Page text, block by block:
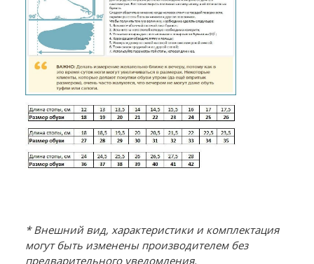
* Внешний вид, характеристики и комплектация
могут быть изменены производителем без
предварительного уведомления.